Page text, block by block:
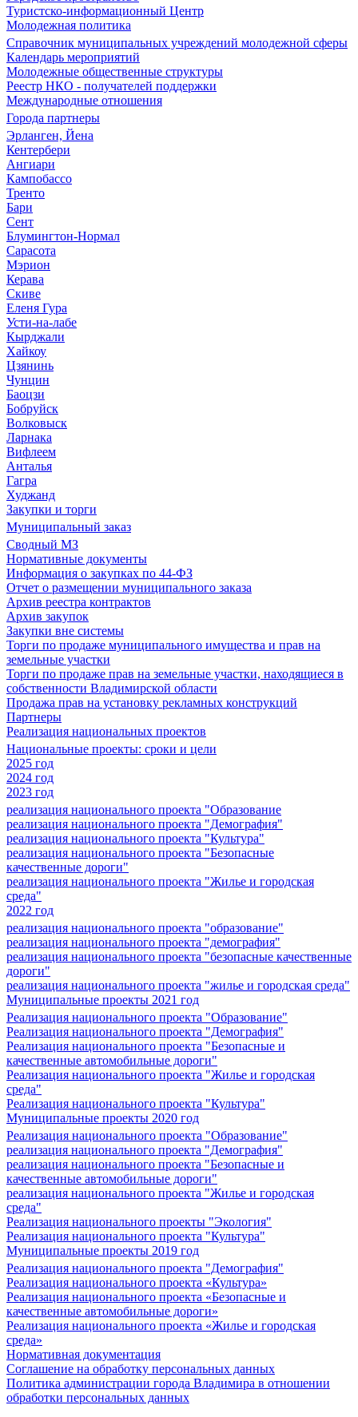
Туристско-информационный Центр
Молодежная политика
Справочник муниципальных учреждений молодежной сферы
Календарь мероприятий
Молодежные общественные структуры
Реестр НКО - получателей поддержки
Международные отношения
Города партнеры
Эрланген, Йена
Кентербери
Ангиари
Кампобассо
Тренто
Бари
Сент
Блумингтон-Нормал
Сарасота
Мэрион
Керава
Скиве
Еленя Гура
Усти-на-лабе
Кырджали
Хайкоу
Цзянинь
Чунцин
Баоцзи
Бобруйск
Волковыск
Ларнака
Вифлеем
Анталья
Гагра
Худжанд
Закупки и торги
Муниципальный заказ
Сводный МЗ
Нормативные документы
Информация о закупках по 44-ФЗ
Отчет о размещении муниципального заказа
Архив реестра контрактов
Архив закупок
Закупки вне системы
Торги по продаже муниципального имущества и прав на
земельные участки
Торги по продаже прав на земельные участки, находящиеся в
собственности Владимирской области
Продажа прав на установку рекламных конструкций
Партнеры
Реализация национальных проектов
Национальные проекты: сроки и цели
2025 год
2024 год
2023 год
реализация национального проекта "Образование
реализация национального проекта "Демография"
реализация национального проекта "Культура"
реализация национального проекта "Безопасные
качественные дороги"
реализация национального проекта "Жилье и городская
среда"
2022 год
реализация национального проекта "образование"
реализация национального проекта "демография"
реализация национального проекта "безопасные качественные
дороги"
реализация национального проекта "жилье и городская среда"
Муниципальные проекты 2021 год
Реализация национального проекта "Образование"
Реализация национального проекта "Демография"
Реализация национального проекта "Безопасные и
качественные автомобильные дороги"
Реализация национального проекта "Жилье и городская
среда"
Реализация национального проекта "Культура"
Муниципальные проекты 2020 год
Реализация национального проекта "Образование"
реализация национального проекта "Демография"
реализация национального проекта "Безопасные и
качественные автомобильные дороги"
реализация национального проекта "Жилье и городская
среда"
Реализация национального проекты "Экология"
Реализация национального проекта "Культура"
Муниципальные проекты 2019 год
Реализация национального проекта "Демография"
Реализация национального проекта «Культура»
Реализация национального проекта «Безопасные и
качественные автомобильные дороги»
Реализация национального проекта «Жилье и городская
среда»
Нормативная документация
Соглашение на обработку персональных данных
Политика администрации города Владимира в отношении
обработки персональных данных